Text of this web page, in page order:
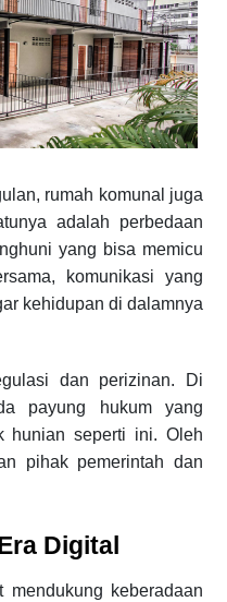
rumah komunal juga
adalah perbedaan
yang bisa memicu
komunikasi yang
kehidupan di dalamnya
dan perizinan. Di
payung hukum yang
hunian seperti ini. Oleh
pihak pemerintah dan
Digital
mendukung keberadaan